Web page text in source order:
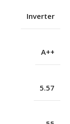
Inverter
A++
5.57